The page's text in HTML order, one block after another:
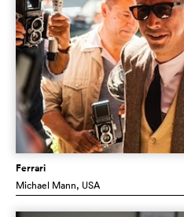
Ferrari
Michael Mann, USA